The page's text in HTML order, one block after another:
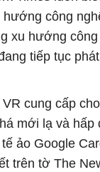
hướng công
xu hướng
tiếp tục
cung cấp
mới lạ và hấp
ảo Google
trên tờ The